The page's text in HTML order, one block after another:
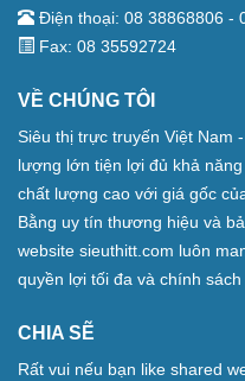
Điện thoại: 08 38868806 -
Fax: 08 35592724
VỀ CHÚNG TÔI
Siêu thị trực truyến Việt Nam
lượng lớn tiện lợi đủ khả
chất lượng cao với giá gốc
Bằng uy tín thương hiệu và
website sieuthitt.com luôn
quyền lợi tối đa và chính
CHIA SẼ
Rất vui nếu bạn like shared